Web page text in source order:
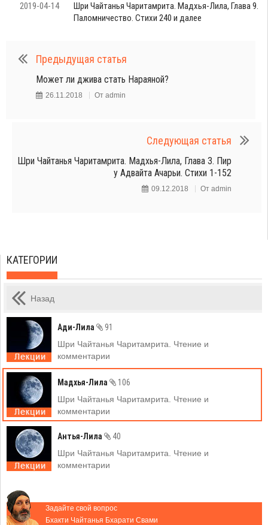
2019-04-14
Шри Чайтанья Чаритамрита. Мадхья-Лила, Глава 9.
Паломничество. Стихи 240 и далее
Предыдущая статья
Может ли джива стать Нараяной?
26.11.2018 От admin
Следующая статья
Шри Чайтанья Чаритамрита. Мадхья-Лила, Глава 3. Пир
у Адвайта Ачарьи. Стихи 1-152
09.12.2018 От admin
КАТЕГОРИИ
Назад
Ади-Лила
91
Шри Чайтанья Чаритамрита. Чтение и
комментарии
Мадхья-Лила
106
Шри Чайтанья Чаритамрита. Чтение и
комментарии
Антья-Лила
40
Шри Чайтанья Чаритамрита. Чтение и
комментарии
Задайте свой вопрос
Бхакти Чайтанья Бхарати Свами